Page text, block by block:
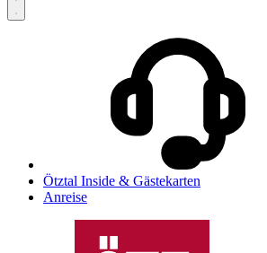
Ötztal Inside & Gästekarten
Anreise